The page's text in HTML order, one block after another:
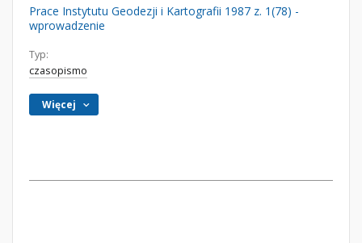
Prace Instytutu Geodezji i Kartografii 1987 z. 1(78) -
wprowadzenie
Typ:
czasopismo
Więcej